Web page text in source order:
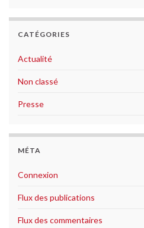
CATÉGORIES
Actualité
Non classé
Presse
MÉTA
Connexion
Flux des publications
Flux des commentaires